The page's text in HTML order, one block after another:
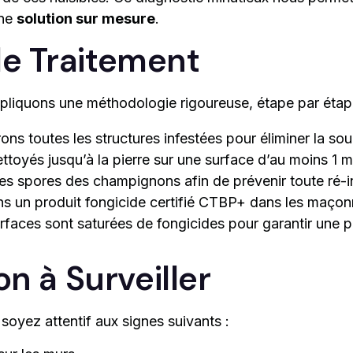
solution sur mesure.
Traitement
une méthodologie rigoureuse, étape par
toutes les structures infestées pour éliminer la
jusqu’à la pierre sur une surface d’au moins 1
spores des champignons afin de prévenir toute ré-
un produit fongicide certifié CTBP+ dans les
sont saturées de fongicides pour garantir une
à Surveiller
attentif aux signes suivants :